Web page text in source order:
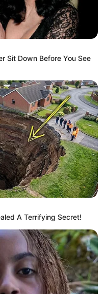
Sit Down Before You See
A Terrifying Secret!